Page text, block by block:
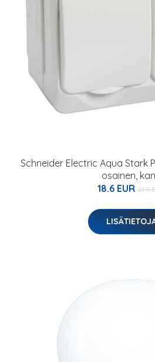
Schneider Electric Aqua Stark
osainen,
18.6 EUR 21.9